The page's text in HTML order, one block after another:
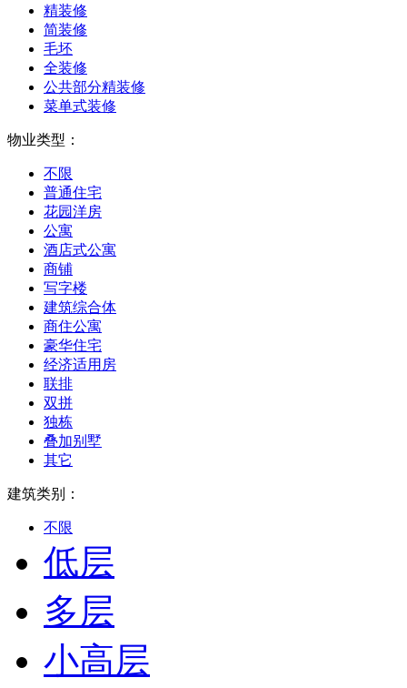
精装修
简装修
毛坯
全装修
公共部分精装修
菜单式装修
物业类型：
不限
普通住宅
花园洋房
公寓
酒店式公寓
商铺
写字楼
建筑综合体
商住公寓
豪华住宅
经济适用房
联排
双拼
独栋
叠加别墅
其它
建筑类别：
不限
低层
多层
小高层